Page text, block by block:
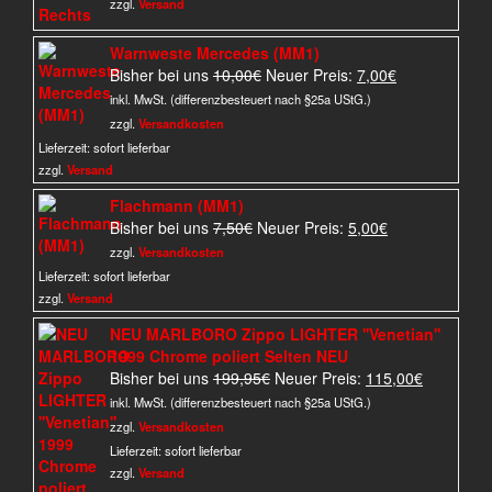
Warnweste Mercedes (MM1)
Bisher bei uns 10,00€ Ursprünglicher
Preis
Neuer Preis: 7,00€Aktueller
inkl. MwSt. (differenzbesteuert nach §25a UStG.)
zzgl. Versandkosten
Lieferzeit:sofort lieferbar
zzgl. Versand
Flachmann (MM1)
Bisher bei uns 7,50€ Ursprünglicher
Neuer Preis: 5,00€Aktueller
zzgl. Versandkosten
Lieferzeit:sofort lieferbar
zzgl. Versand
NEU MARLBORO Zippo LIGHTER ''Venetian''
1999 Chrome poliert Selten NEU
Bisher bei uns 199,95€ Ursprünglicher
Preis
Neuer Preis: 115,00€Aktueller
inkl. MwSt. (differenzbesteuert nach §25a UStG.)
zzgl. Versandkosten
Lieferzeit:sofort lieferbar
zzgl. Versand